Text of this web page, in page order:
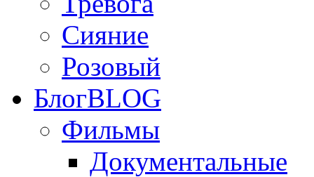
Сияние
Розовый
БлогBLOG
Фильмы
Документальные